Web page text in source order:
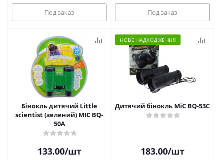
Под заказ Под заказ
Бінокль дитячий Little
scientist (зелений) MIC BQ-
50A
133.00/шт
НОВЕ НАДХОДЖЕННЯ
Дитячий бінокль MiC BQ-53C
183.00/шт